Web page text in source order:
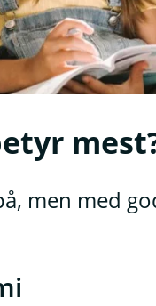
men med